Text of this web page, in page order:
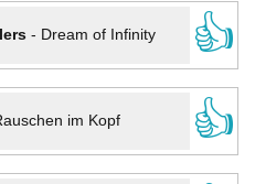
- Dream of Infinity
👍
im Kopf
👍